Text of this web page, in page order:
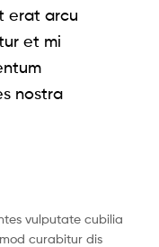
erat arcu
et mi
nostra
vulputate cubilia
curabitur dis